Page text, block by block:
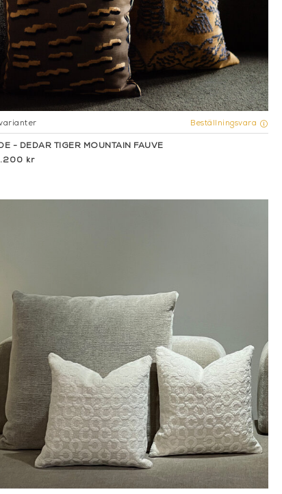
söker en
för ett resultat som
tyg, storlek och
Beställningsvara
- DEDAR TIGER MOUNTAIN FAUVE
kr